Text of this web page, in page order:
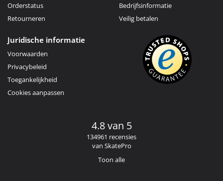
Orderstatus
Retourneren
Bedrijfsinformatie
Veilig betalen
Juridische informatie
Voorwaarden
Privacybeleid
Toegankelijkheid
Cookies aanpassen
4.8 van 5
134961 recensies
van SkatePro
Toon alle